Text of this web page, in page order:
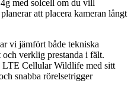
med solcell om du vill
att placera kameran långt
vi jämfört både tekniska
verklig prestanda i fält.
Cellular Wildlife med sitt
snabba rörelsetrigger